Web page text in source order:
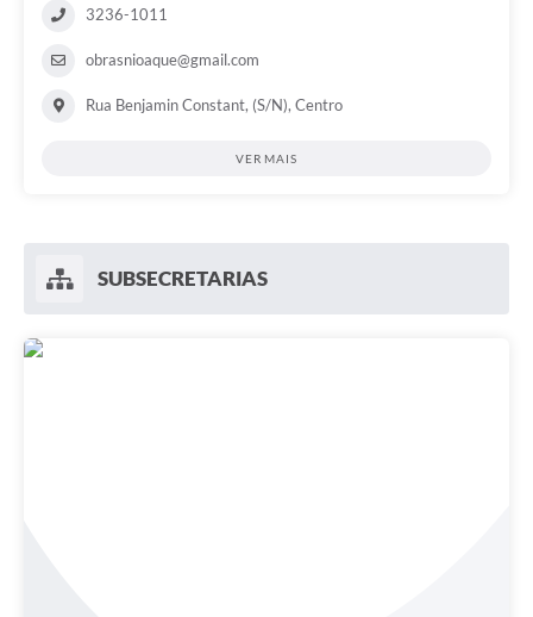
3236-1011
obrasnioaque@gmail.com
Rua Benjamin Constant, (S/N), Centro
VER MAIS
SUBSECRETARIAS